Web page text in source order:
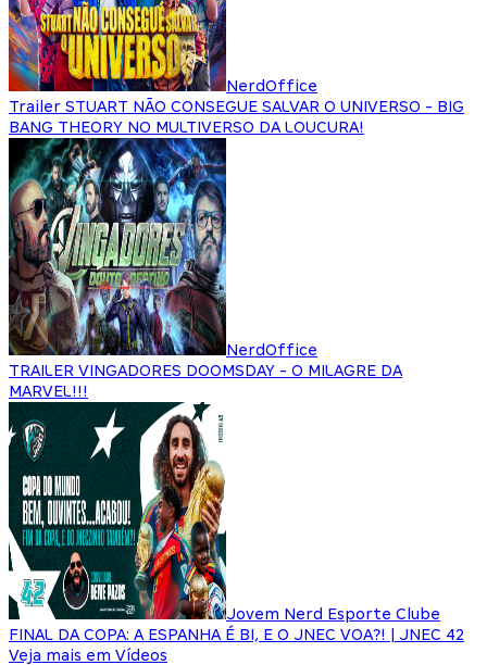
NerdOffice
Trailer STUART NÃO CONSEGUE SALVAR O UNIVERSO - BIG
BANG THEORY NO MULTIVERSO DA LOUCURA!
NerdOffice
TRAILER VINGADORES DOOMSDAY - O MILAGRE DA
MARVEL!!!
Jovem Nerd Esporte Clube
FINAL DA COPA: A ESPANHA É BI, E O JNEC VOA?! | JNEC 42
Veja mais em Vídeos